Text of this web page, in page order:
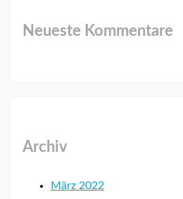
Neueste Kommentare
Archiv
März 2022